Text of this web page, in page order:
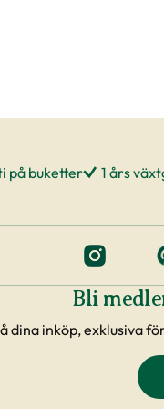
Framförallt är
därför erbjuder vi
, där du kan
hittar svar där. Vår
på buketter 1 års
Bli
dina inköp, exklusiva